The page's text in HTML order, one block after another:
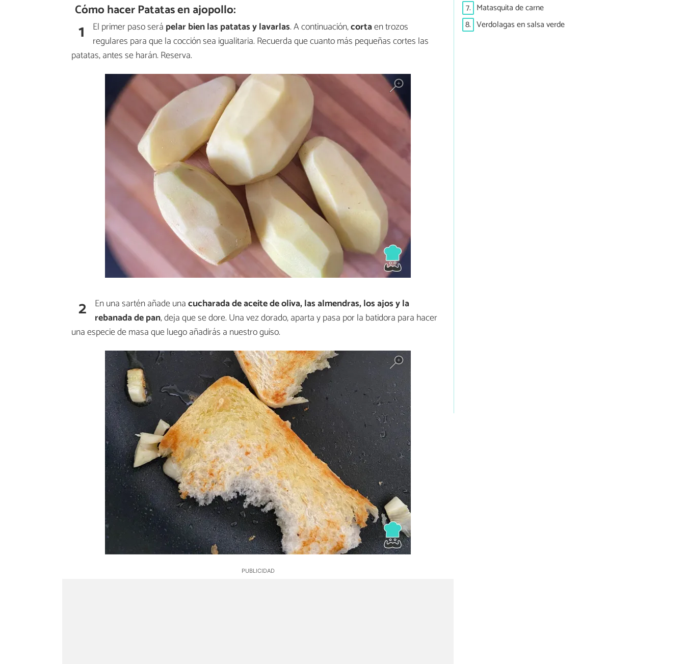
Cómo hacer Patatas en ajopollo:
1 El primer paso será pelar bien las patatas y lavarlas. A continuación,cortaen trozos
regulares para que la cocción sea igualitaria. Recuerda que cuanto más pequeñas cortes las
patatas, antes se harán. Reserva.
2 En una sartén añade unacucharada de aceite de oliva, las almendras, los ajos y la
rebanada de pan, deja que se dore. Una vez dorado, aparta y pasa por la batidora para hacer
una especie de masa que luego añadirás a nuestro guiso.
7. Matasquita de carne
8. Verdolagas en salsa verde